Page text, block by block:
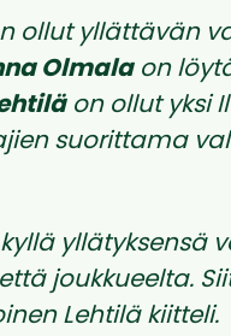
ollut yllättävän
Olmalaon
on ollut yksi
suorittama
yllätyksensä
joukkueelta.
Lehtilä kiitteli.